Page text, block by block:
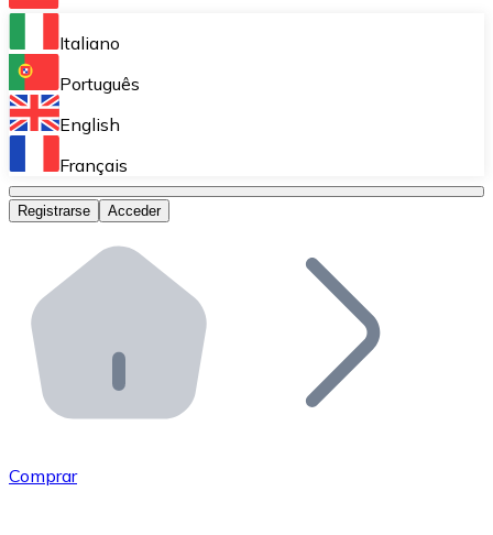
Bitnovo Ramp
Integra nuestra solución en tu plataforma.
Bitnovo Giftcards
Bitnovo OTC
Bitnovo ATM
Integra un ATM Bitnovo en tu negocio y permite que
Bitnovo API
Integra nuestra API en tu ecosistema.
Únete a nuestra red de distribuidores.
Italiano
Português
English
Français
Registrarse Acceder
Comprar